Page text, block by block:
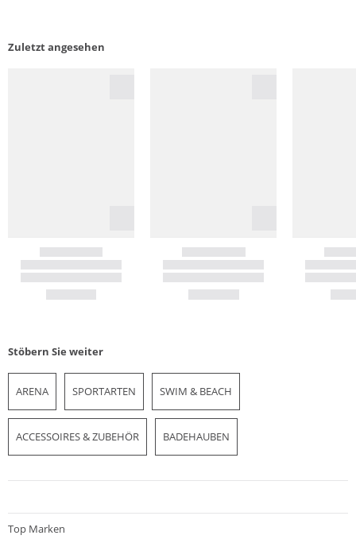
Zuletzt angesehen
Stöbern Sie weiter
ARENA SPORTARTEN SWIM & BEACH
ACCESSOIRES & ZUBEHÖR BADEHAUBEN
Top Marken